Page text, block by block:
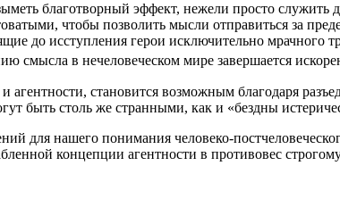
бла­го­твор­ный эффект, неже­ли про­сто слу­жить
что­бы поз­во­лить мыс­ли отпра­вить­ся за
до исступ­ле­ния герои исклю­чи­тель­но мрач­но­го
смыс­ла в нече­ло­ве­че­ском мире завер­ша­ет­ся
агент­но­сти, ста­но­вит­ся воз­мож­ным бла­го­да­ря
быть столь же стран­ны­ми, как и «без­дны
для наше­го пони­ма­ния чело­ве­ко-
кон­цеп­ции агент­но­сти в про­ти­во­вес